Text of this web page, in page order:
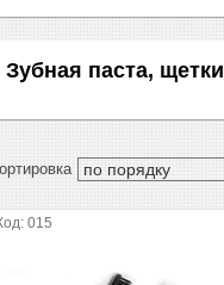
Зубная паста, щетки
015